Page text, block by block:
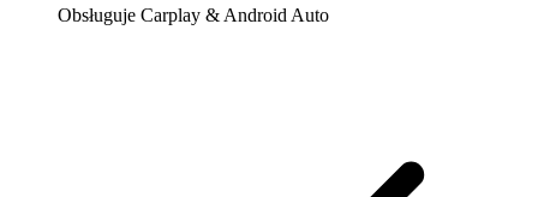
Obsługuje Carplay & Android Auto